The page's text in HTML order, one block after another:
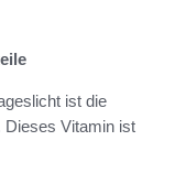
ist die
Dieses Vitamin ist